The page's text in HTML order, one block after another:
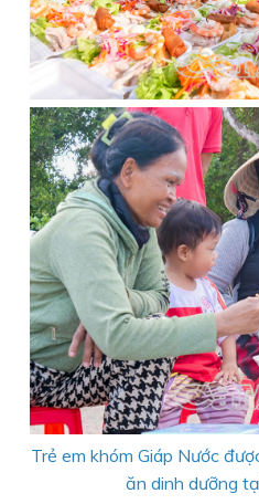
Trẻ em khóm Giáp Nước
ăn dinh dưỡng